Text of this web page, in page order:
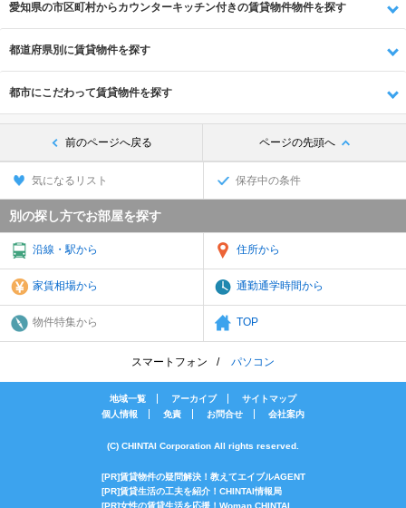
愛知県の市区町村からカウンターキッチン付きの賃貸物件物件を探す
都道府県別に賃貸物件を探す
都市にこだわって賃貸物件を探す
前のページへ戻る ページの先頭へ
気になるリスト 保存中の条件
別の探し方でお部屋を探す
沿線・駅から 住所から
家賃相場から 通勤通学時間から
物件特集から TOP
スマートフォン パソコン
地域一覧 アーカイブ
サイトマップ
個人情報
免責 お問合せ 会社案内
(C) CHINTAI Corporation All rights reserved.
[PR]賃貸物件の疑問解決！教えてエイブルAGENT
[PR]賃貸生活の工夫を紹介！CHINTAI情報局